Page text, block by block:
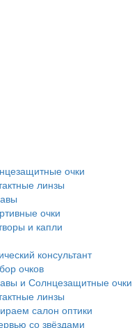
очки
линзы
очки
и капли
консультант
очков
и Солнцезащитные очки
линзы
салон оптики
со звёздами